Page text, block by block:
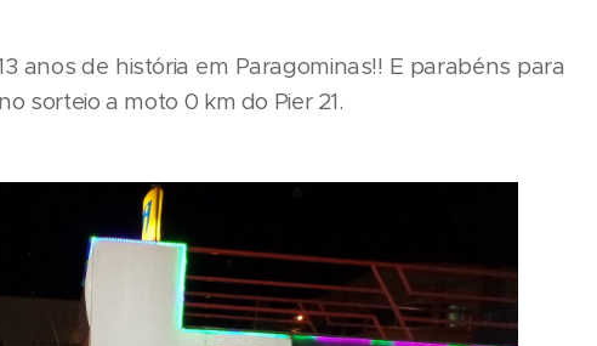
anos de história em Paragominas!! E parabéns para
sorteio a moto 0 km do Pier 21.